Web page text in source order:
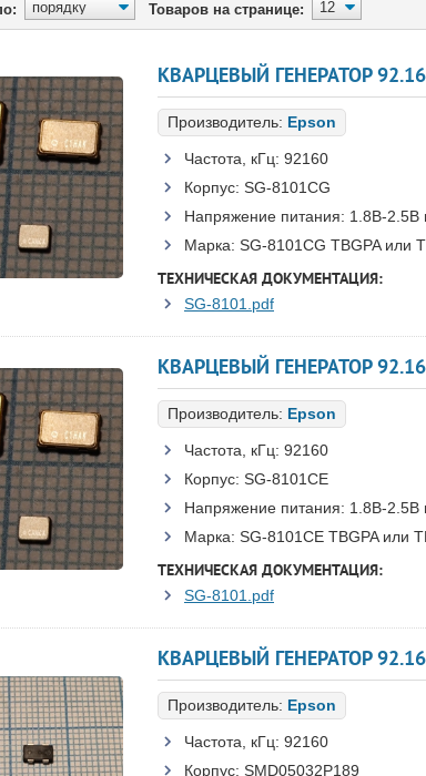
Товаров на странице:
Производитель: Epson
Частота, кГц: 92160
Корпус: SG-8101CG
Напряжение питания: 1.8В-2.5B
Марка: SG-8101CG TBGPA или
ТЕХНИЧЕСКАЯ ДОКУМЕНТАЦИЯ:
SG-8101.pdf
Производитель: Epson
Частота, кГц: 92160
Корпус: SG-8101CE
Напряжение питания: 1.8В-2.5B
Марка: SG-8101CE TBGPA или
ТЕХНИЧЕСКАЯ ДОКУМЕНТАЦИЯ:
SG-8101.pdf
КВАРЦЕВЫЙ ГЕНЕРАТОР
Производитель: Epson
Частота, кГц: 92160
Корпус: SMD05032P189